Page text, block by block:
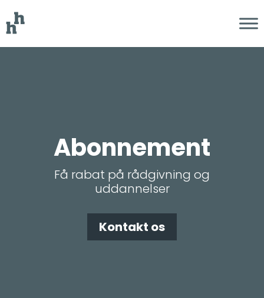
Abonnement
Få rabat på rådgivning og
uddannelser
Kontakt os